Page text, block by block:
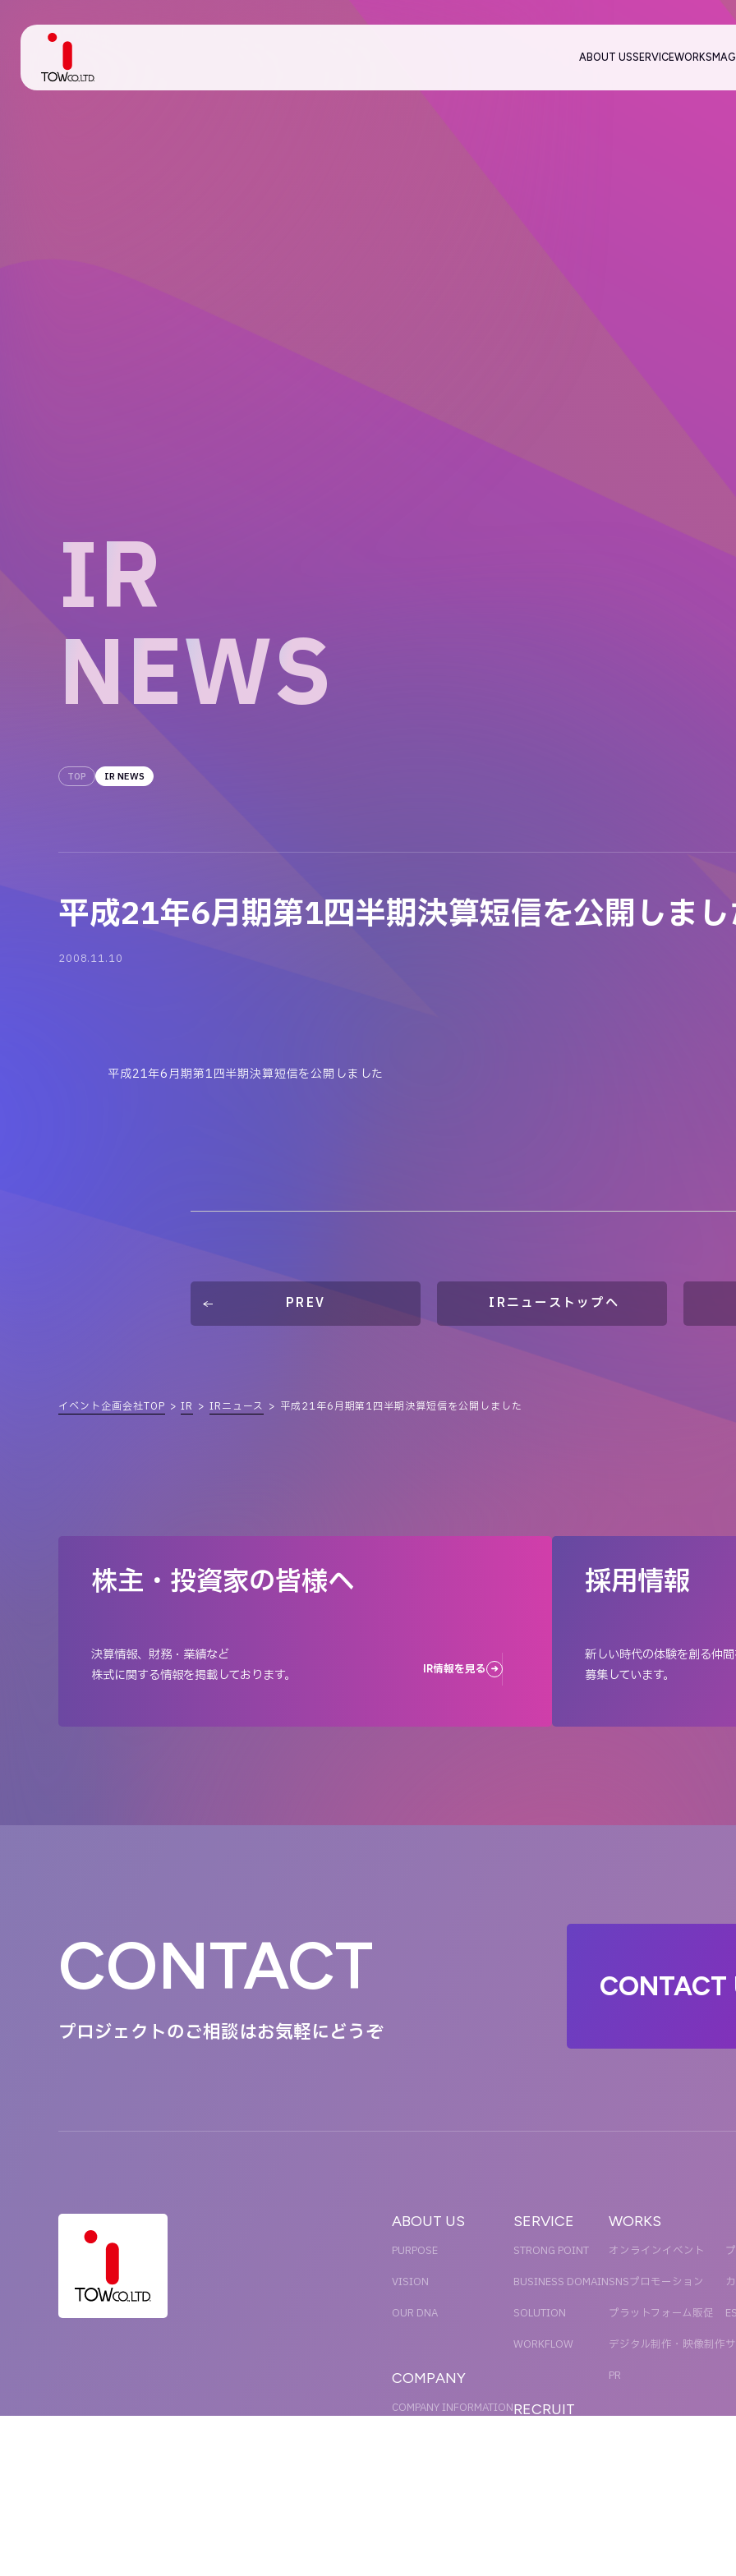
ABOUT USSERVICEWORKS
IR
NEWS
TOP IR NEWS
平成21年6月期第1四半期決算短信を公開しま
2008.11.10
平成21年6月期第1四半期決算短信を公開しました
PREV IRニューストップへ
イベント企画会社TOP IR IRニュース 平成21年6月期第1四半期決算短信を公開しました
株主・投資家の皆様へ
決算情報、財務・業績など
株式に関する情報を掲載しております。
IR情報を見る
採用情報
新しい時代の体験を創る仲
募集しています。
CONTACT
プロジェクトのご相談はお気軽にどうぞ
CONTACT
ABOUT US
PURPOSE
VISION
OUR DNA
COMPANY
COMPANY INFORMATION
SERVICE
STRONG POINT
BUSINESS DOMAIN
SOLUTION
WORKFLOW
RECRUIT
WORKS
オンラインイベント
SNSプロモーション
プラットフォーム販促
デジタル制作・映像制作
PR